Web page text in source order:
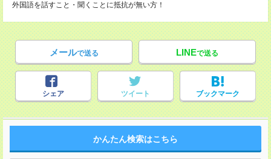
外国語を話すこと・聞くことに抵抗が無い方！
メールで送る LINEで送る
シェア ツイート ブックマーク
かんたん検索はこちら